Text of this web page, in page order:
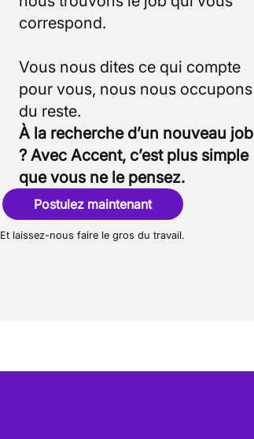
correspond.
Vous nous dites ce qui compte
pour vous, nous nous occupons
À la recherche d’un nouveau job
? Avec Accent, c’est plus simple
que vous ne le pensez.
Postulez maintenant
Et laissez-nous faire le gros du travail.